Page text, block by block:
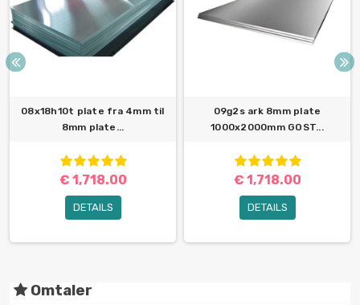
08x18h10t plate fra 4mm til
8mm plate...
€ 1,718.00
DETAILS
09g2s ark 8mm plate
1000x2000mm GOST...
€ 1,718.00
DETAILS
Omtaler